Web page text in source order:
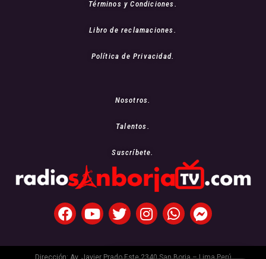
Términos y Condiciones.
Libro de reclamaciones.
Política de Privacidad.
Nosotros.
Talentos.
Suscríbete.
Dirección: Av. Javier Prado Este 2340 San Borja – Lima Perú